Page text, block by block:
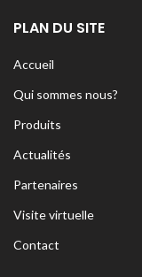
PLAN DU SITE
Accueil
Qui sommes nous?
Produits
Actualités
Partenaires
Visite virtuelle
Contact